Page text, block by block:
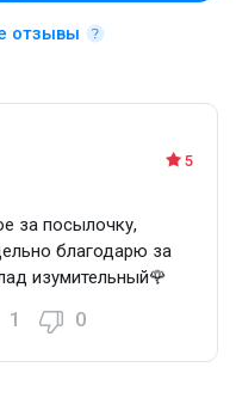
отзывы
5
за посылочку,
благодарю за
изумительный🌹
1 0